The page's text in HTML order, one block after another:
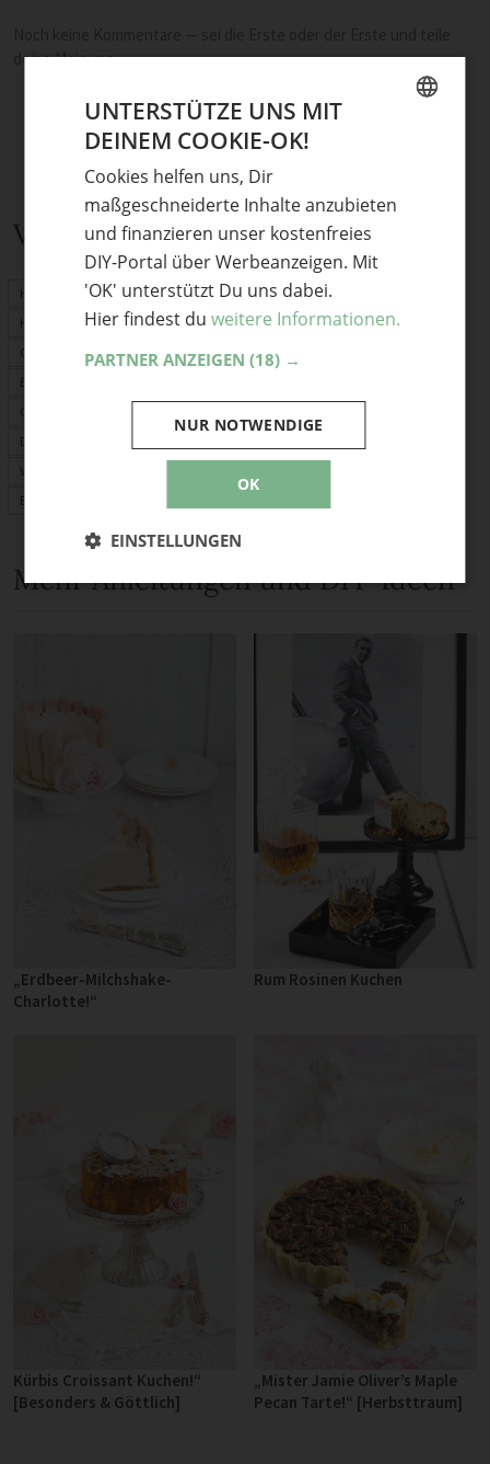
deine Meinung.
Verwandte Themen
Herbstdeko
Herbstblätter
Garten
Basteln mit Kindern
Geschenke
Deko
Weihnachtsdeko
Basteln
Mehr Anleitungen und DIY-Ideen
„Erdbeer-Milchshake-
Charlotte!“
Rum Rosinen Kuchen
Kürbis Croissant Kuchen!“
[Besonders & Göttlich]
„Mister Jamie Oliver’s Maple
Pecan Tarte!“ [Herbsttraum]
UNTERSTÜTZE UNS MIT
DEINEM COOKIE-OK!
Cookies helfen uns, Dir
maßgeschneiderte Inhalte anzubieten
und finanzieren unser kostenfreies
DIY-Portal über Werbeanzeigen. Mit
'OK' unterstützt Du uns dabei.
Hier findest du weitere Informationen.
PARTNER ANZEIGEN (18) →
OK
NUR NOTWENDIGE
EINSTELLUNGEN